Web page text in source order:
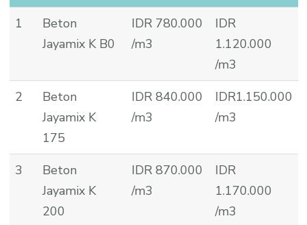
1
Beton
Jayamix K B0
IDR 780.000
/m3
IDR
1.120.000
/m3
2
Beton
Jayamix K
175
IDR 840.000
/m3
IDR1.150.000
/m3
3
Beton
Jayamix K
200
IDR 870.000
/m3
IDR
1.170.000
/m3